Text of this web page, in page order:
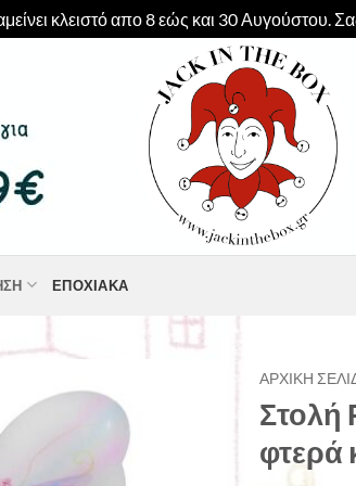
κλειστό απο 8 εώς και 30 Αυγούστου.
ΕΠΟΧΙΑΚΆ
ΑΡΧΙΚΉ
Στολή
φτερά